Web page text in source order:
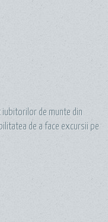
iubitorilor de munte din
de a face excursii pe